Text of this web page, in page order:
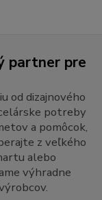
partner pre
od dizajnového
potreby
a pomôcok,
z veľkého
alebo
výhradne